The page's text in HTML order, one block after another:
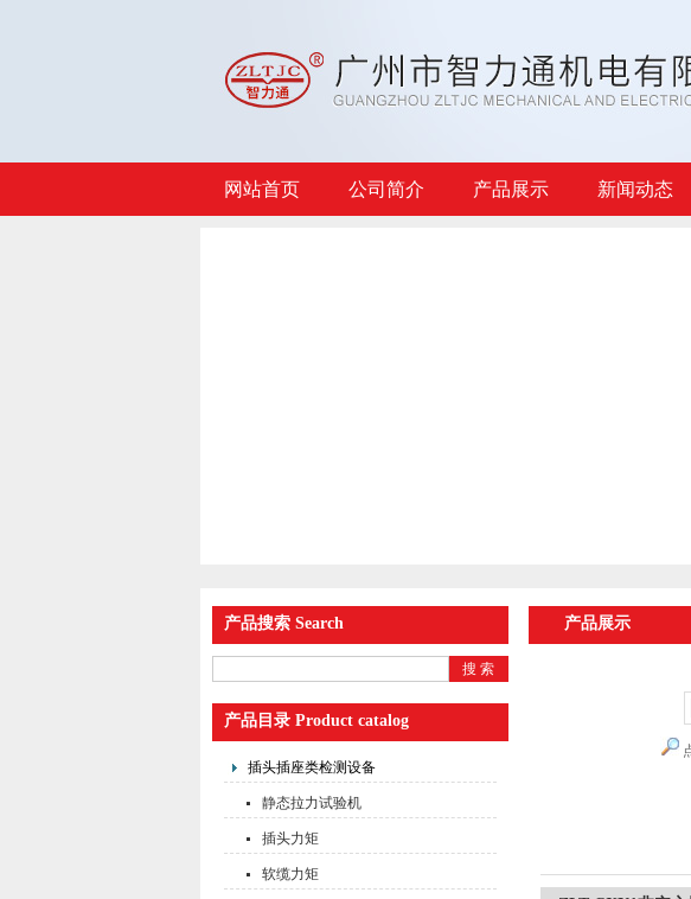
网站首页 公司简介 产品展示 新闻动态
产品搜索 Search
产品目录 Product catalog
插头插座类检测设备
静态拉力试验机
插头力矩
软缆力矩
产品展示